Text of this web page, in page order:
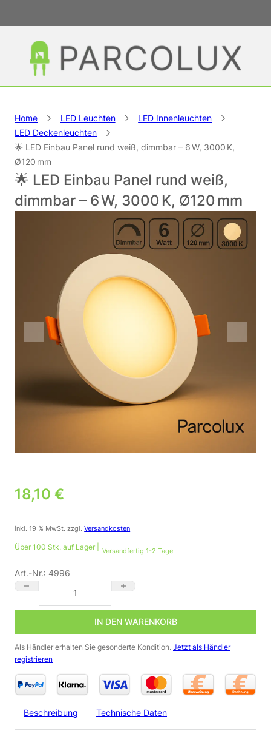
Home LED Leuchten
LED Innenleuchten
LED Deckenleuchten
🌟 LED Einbau Panel rund weiß, dimmbar – 6 W, 3000 K,
Ø120 mm
🌟 LED Einbau Panel rund weiß,
dimmbar – 6 W, 3000 K, Ø120 mm
18,10 €
inkl. 19 % MwSt. zzgl.Versandkosten
Über 100 Stk. auf Lager | Versandfertig 1-2 Tage
Art.-Nr.: 4996
🌟 LED Einbau Panel rund weiß, dimmbar – 6 W, 3000 K, Ø120
IN DEN WARENKORB
Als Händler erhalten Sie gesonderte Kondition. Jetzt als Händler
registrieren
Beschreibung Technische Daten